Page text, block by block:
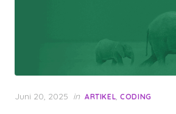
Posted
Juni 20, 2025 in ARTIKEL,CODING